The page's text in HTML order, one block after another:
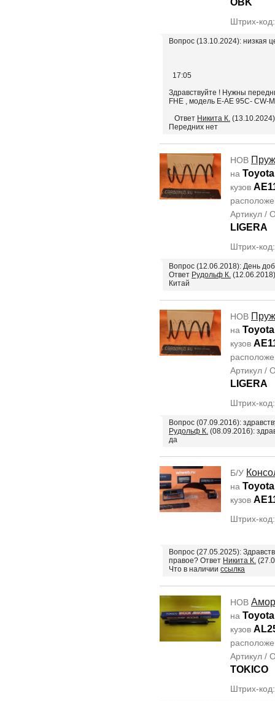
OBK
Штрих-
Вопрос (13.10.2024): низкая
17:05
Здравствуйте ! Нужны
FHE , модель E-AE 95C- CW-
Ответ Никита К.
Передних нет
НОВ
на
кузов
Артикул /
LIGERA
Штрих-
Вопрос (12.06.2018): День
Ответ Рудольф К.
Китай
НОВ
на
кузов
Артикул /
LIGERA
Штрих-
Вопрос (07.09.2016):
Рудольф К. (08.09.2016):
да
Б/У
на
кузов
Штрих-
Вопрос (27.05.2025):
правое? Ответ Никита К.
Что в наличии ссылка
НОВ
на
кузов
Артикул /
TOKICO
Штрих-